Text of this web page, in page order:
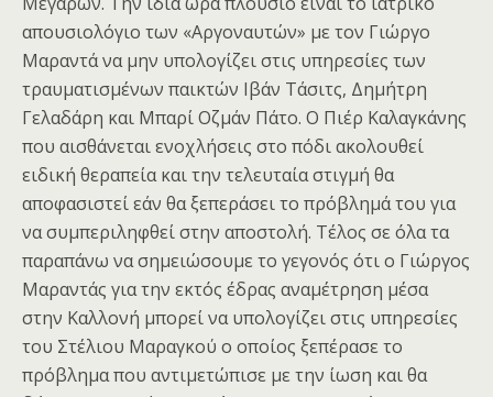
απουσιολόγιο των «Αργοναυτών» με τον Γιώργο
Μαραντά να μην υπολογίζει στις υπηρεσίες των
τραυματισμένων παικτών Ιβάν Τάσιτς, Δημήτρη
Γελαδάρη και Μπαρί Οζμάν Πάτο. Ο Πιέρ Καλαγκάνης
που αισθάνεται ενοχλήσεις στο πόδι ακολουθεί
ειδική θεραπεία και την τελευταία στιγμή θα
αποφασιστεί εάν θα ξεπεράσει το πρόβλημά του για
να συμπεριληφθεί στην αποστολή. Τέλος σε όλα τα
παραπάνω να σημειώσουμε το γεγονός ότι ο Γιώργος
Μαραντάς για την εκτός έδρας αναμέτρηση μέσα
στην Καλλονή μπορεί να υπολογίζει στις υπηρεσίες
του Στέλιου Μαραγκού ο οποίος ξεπέρασε το
πρόβλημα που αντιμετώπισε με την ίωση και θα